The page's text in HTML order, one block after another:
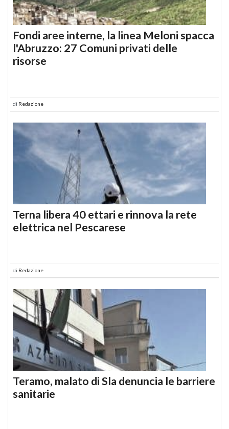
Fondi aree interne, la linea Meloni spacca
l'Abruzzo: 27 Comuni privati delle
risorse
di Redazione
Terna libera 40 ettari e rinnova la rete
elettrica nel Pescarese
di Redazione
Teramo, malato di Sla denuncia le barriere
sanitarie